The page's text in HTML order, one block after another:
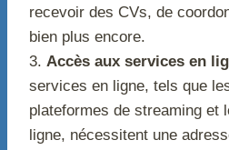
recevoir des CVs, de
bien plus encore.
3. Accès aux services en
services en ligne, tels que
plateformes de streaming et
ligne, nécessitent une